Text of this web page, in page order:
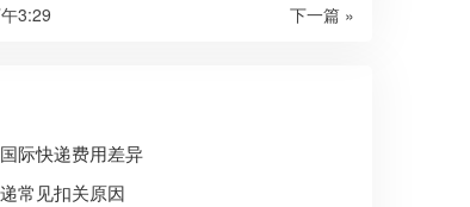
下一篇 »
3:29
际快递费用差异
常见扣关原因